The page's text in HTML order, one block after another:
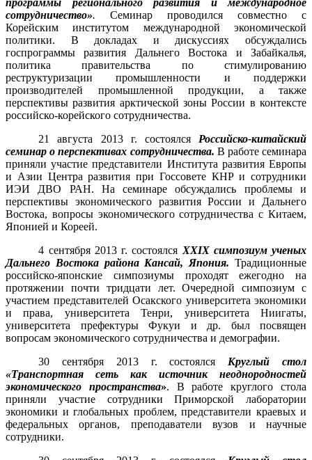
программы регионального развития и международное
сотрудничество». Семинар проводился совместно с
Корейским институтом международной экономической
политики. В докладах и дискуссиях обсуждались
госпрограммы развития Дальнего Востока и Забайкалья,
политика правительства по стимулированию
реструктуризации промышленности и поддержки
производителей промышленной продукции, а также
перспективы развития арктической зоны России в контексте
российско-корейского сотрудничества.
21 августа 2013 г. состоялся Российско-китайский
семинар о перспективах сотрудничества. В работе семинара
приняли участие представители Института развития Европы
и Азии Центра развития при Госсовете КНР и сотрудники
ИЭИ ДВО РАН. На семинаре обсуждались проблемы и
перспективы экономического развития России и Дальнего
Востока, вопросы экономического сотрудничества с Китаем,
Японией и Кореей.
4 сентября 2013 г. состоялсяXXIX симпозиум ученых
Дальнего Востока района Кансай, Япония. Традиционные
российско-японские симпозиумы проходят ежегодно на
протяжении почти тридцати лет. Очередной симпозиум с
участием представителей Осакского университета экономики
и права, университета Тенри, университета Ниигаты,
университета префектуры Фукуи и др. был посвящен
вопросам экономического сотрудничества и демографии.
30 сентября 2013 г. состоялсяКруглый стол
«Транспортная сеть как источник неоднородностей
экономического пространства». В работе круглого стола
приняли участие сотрудники Приморской лаборатории
экономики и глобальных проблем, представители краевых и
федеральных органов, преподаватели вузов и научные
сотрудники.